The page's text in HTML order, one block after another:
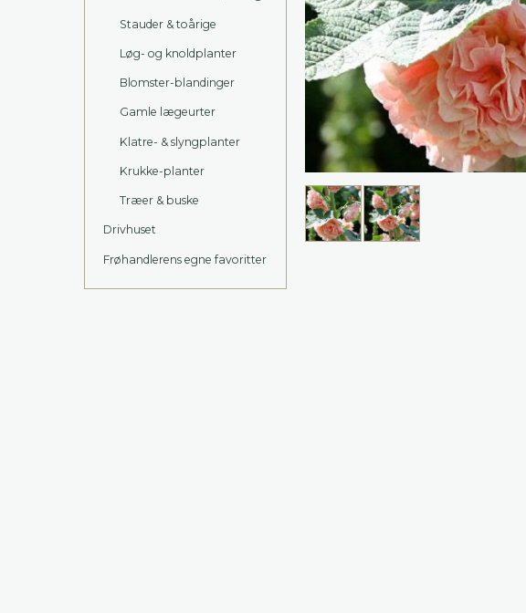
Stauder & toårige
Løg- og knoldplanter
Blomster-blandinger
Gamle lægeurter
Klatre- & slyngplanter
Krukke-planter
Træer & buske
Drivhuset
Frøhandlerens egne favoritter